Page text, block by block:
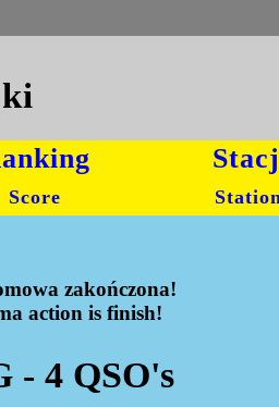
Score
zakończona!
action is finish!
- 4 QSO's